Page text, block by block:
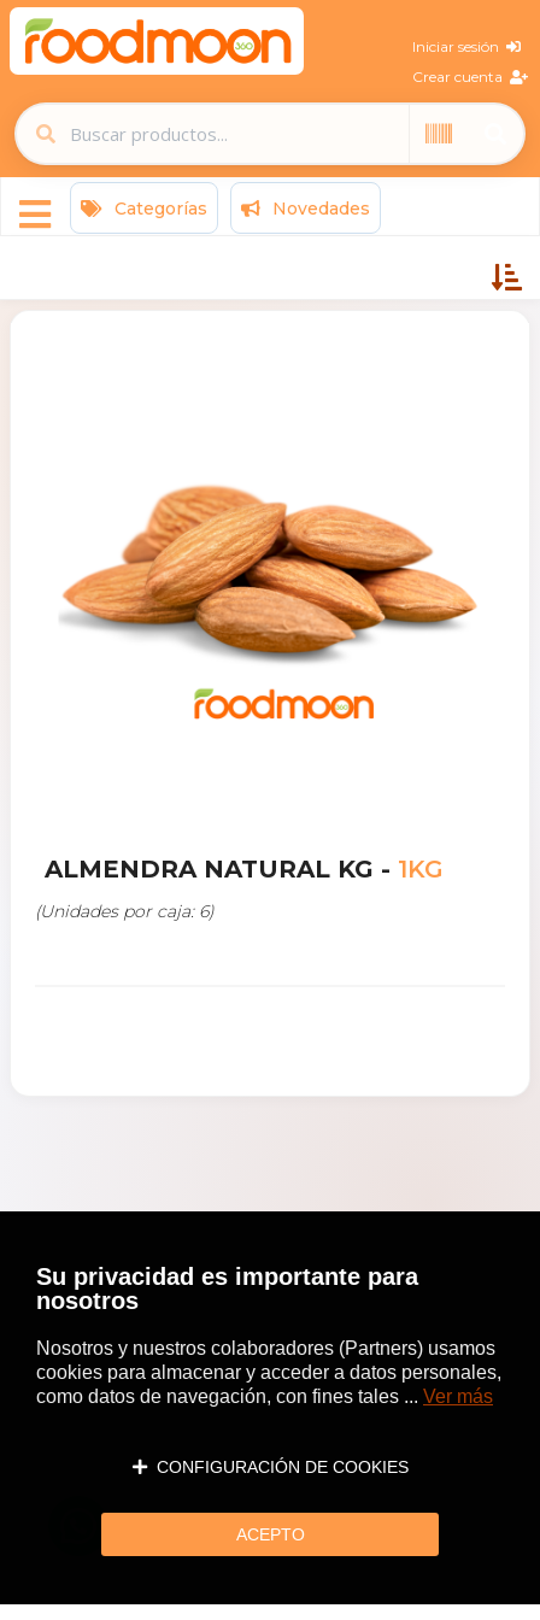
Iniciar sesión
Crear cuenta
Categorías Novedades
ALMENDRA NATURAL KG - 1KG
(Unidades por caja: 6)
Su privacidad es importante para
nosotros
Nosotros y nuestros colaboradores (Partners) usamos
cookies para almacenar y acceder a datos personales,
como datos de navegación, con fines tales ... Ver más
CONFIGURACIÓN DE COOKIES
ACEPTO